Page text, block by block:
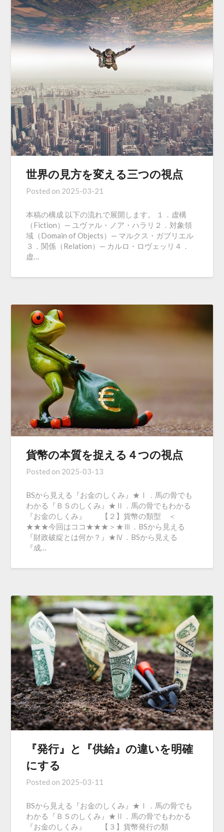
世界の見方を変える三つの視点
Posted on 2025-03-21
本稿の構成 以下の流れで展開します。 １．虚構
（Fiction）— ユヴァル・ノア・ハラリ２．対象領
域（Domain of Objects）— マルクス・ガブリエル
３．関係（Relation）— カルロ・ロヴェッリ４．
虚…
貨幣の本質を捉える４つの視点
Posted on 2025-03-13
BSから見える『お金のしくみ』★Ⅰ．馬の骨でも
わかる『ＢＳのしくみ』★Ⅱ．馬の骨でもわかる
『お金のしくみ』 【２】貨幣の類型 ＜
★★★今回はココ★★★＞★Ⅲ．BSから見える
『財政破綻とは何か？』★Ⅳ．BSから見える
『成…
『発行』と『供給』の違いを明確
にする
Posted on 2025-03-11
BSから見える『お金のしくみ』★Ⅰ．馬の骨でも
わかる『ＢＳのしくみ』★Ⅱ．馬の骨でもわかる
『お金のしくみ』 【３】貨幣発行の類